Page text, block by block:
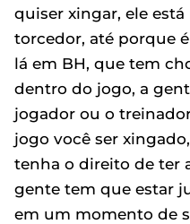
quiser xingar, ele
torcedor, até porque
lá em BH, que tem
dentro do jogo, a
jogador ou o
jogo você ser
tenha o direito de ter
gente tem que estar
em um momento de